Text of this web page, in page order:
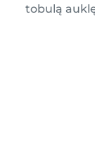
tobulą